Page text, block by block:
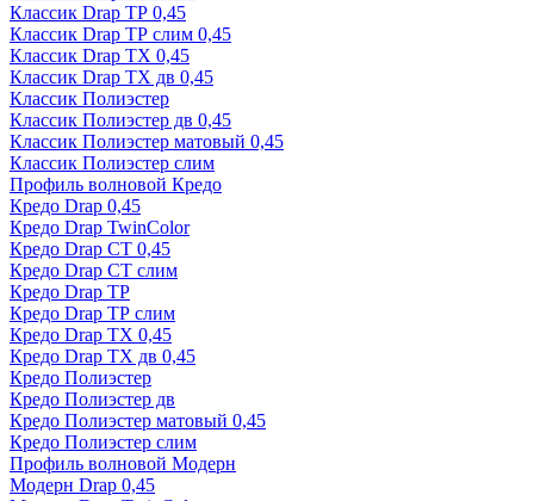
Классик Drap ТР 0,45
Классик Drap ТР слим 0,45
Классик Drap ТХ 0,45
Классик Drap ТХ дв 0,45
Классик Полиэстер
Классик Полиэстер дв 0,45
Классик Полиэстер матовый 0,45
Классик Полиэстер слим
Профиль волновой Кредо
Кредо Drap 0,45
Кредо Drap TwinColor
Кредо Drap СТ 0,45
Кредо Drap СТ слим
Кредо Drap ТР
Кредо Drap ТР слим
Кредо Drap ТХ 0,45
Кредо Drap ТХ дв 0,45
Кредо Полиэстер
Кредо Полиэстер дв
Кредо Полиэстер матовый 0,45
Кредо Полиэстер слим
Профиль волновой Модерн
Модерн Drap 0,45